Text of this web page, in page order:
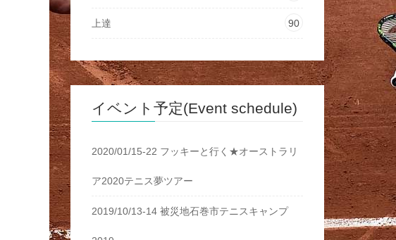
上達 90
イベント予定(Event schedule)
2020/01/15-22 フッキーと行く★オーストラリ
ア2020テニス夢ツアー
2019/10/13-14 被災地石巻市テニスキャンプ